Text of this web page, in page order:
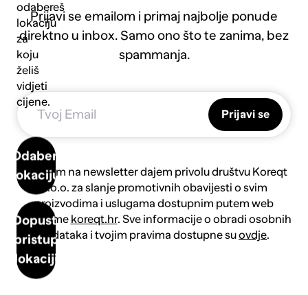
odabereš
lokaciju
za
koju
želiš
vidjeti
cijene.
Odaberi
lokaciju
Dopusti
pristup
lokaciji
Prijavi se emailom i primaj najbolje ponude
direktno u inbox. Samo ono što te zanima, bez
spammanja.
Prijavi se
Prijavom na newsletter dajem privolu društvu Koreqt
d.o.o. za slanje promotivnih obavijesti o svim
proizvodima i uslugama dostupnim putem web
platforme koreqt.hr. Sve informacije o obradi osobnih
podataka i tvojim pravima dostupne suovdje.